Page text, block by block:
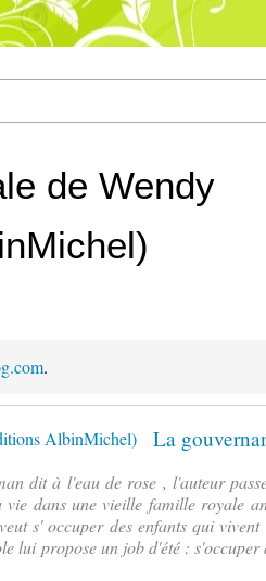
de Wendy
.
dit à l'eau de rose , l'auteur
dans une vieille famille royale
s' occuper des enfants qui
lui propose un job d'été : s'occuper